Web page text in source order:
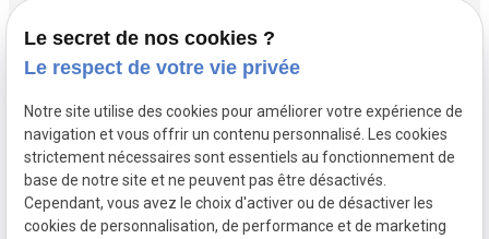
Contact
03 20 32 97 37
flandremedical@gmail.com
1 Place Saint Piat
59113 SECLIN
Horaires
Lundi - Vendredi
Le secret de nos cookies ?
Le respect de votre vie privée
Notre site utilise des cookies pour améliorer votre expérience de
navigation et vous offrir un contenu personnalisé. Les cookies
strictement nécessaires sont essentiels au fonctionnement de
base de notre site et ne peuvent pas être désactivés.
Cependant, vous avez le choix d'activer ou de désactiver les
cookies de personnalisation, de performance et de marketing